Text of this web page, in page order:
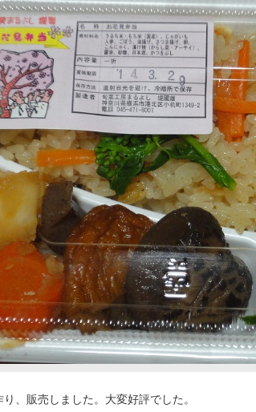
、販売しました。大変好評でした。